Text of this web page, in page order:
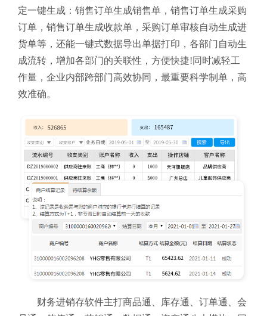
定一键生成：销售订单生成销售单，销售订单生成采购
订单，销售订单生成收款单，采购订单审核自动生成进
货单等，还能一键式数据导出单据打印，各部门自动生
成流转，增加各部门的关联性，方便快捷!同时减轻工
作量，企业内部跨部门高效协同，最重要科学制单，高
效准确。
财务进销存软件主打商品通、库存通、订单通、会